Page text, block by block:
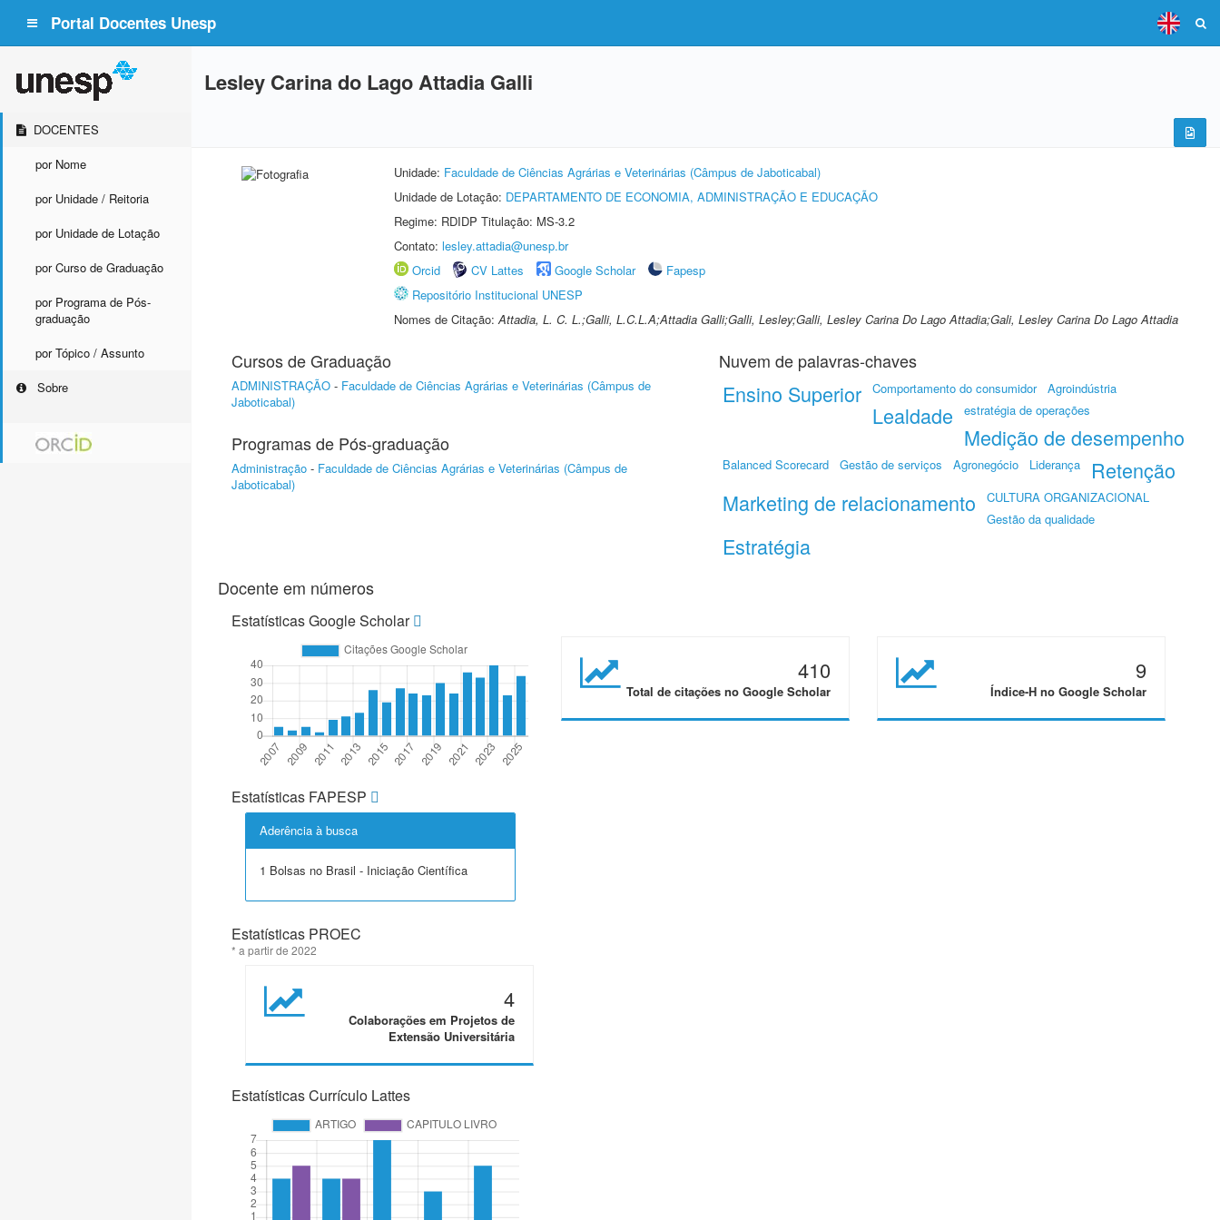
Portal Docentes Unesp
DOCENTES
por Nome
por Unidade / Reitoria
por Unidade de Lotação
por Curso de Graduação
por Programa de Pós-
graduação
por Tópico / Assunto
Sobre
Lesley Carina do Lago Attadia Galli
Unidade: Faculdade de Ciências Agrárias e Veterinárias (Câmpus de Jaboticabal)
Unidade de Lotação: DEPARTAMENTO DE ECONOMIA, ADMINISTRAÇÃO E EDUCAÇÃO
Regime: RDIDP Titulação: MS-3.2
Contato: lesley.attadia@unesp.br
Orcid
CV Lattes Google Scholar
Fapesp
Repositório Institucional UNESP
Nomes de Citação:Attadia, L. C. L.;Galli, L.C.L.A;Attadia Galli;Galli, Lesley;Galli, Lesley Carina Do Lago Attadia;Gali, Lesley Carina Do Lago Attadia
Cursos de Graduação
ADMINISTRAÇÃO - Faculdade de Ciências Agrárias e Veterinárias (Câmpus de
Jaboticabal)
Programas de Pós-graduação
Administração - Faculdade de Ciências Agrárias e Veterinárias (Câmpus de
Jaboticabal)
Nuvem de palavras-chaves
Ensino Superior Comportamento do consumidor Agroindústria
Lealdade estratégia de operações
Medição de desempenho
Balanced Scorecard Gestão de serviços Agronegócio Liderança
Retenção
Marketing de relacionamento
CULTURA ORGANIZACIONAL
Gestão da qualidade
Estratégia
Docente em números
Estatísticas Google Scholar
410
Total de citações no Google Scholar
9
Índice-H no Google Scholar
Estatísticas FAPESP
Aderência à busca
1 Bolsas no Brasil - Iniciação Científica
Estatísticas PROEC
* a partir de 2022
4
Colaborações em Projetos de
Extensão Universitária
Estatísticas Currículo Lattes